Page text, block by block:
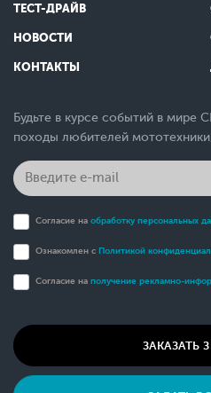
ТЕСТ-ДРАЙВ
НОВОСТИ
КОНТАКТЫ
Будьте в курсе событий в мире
походы любителей
Согласие на обработку персональных
Ознакомлен с Политикой
Согласие на получение рекламно-
ЗАКАЗАТЬ